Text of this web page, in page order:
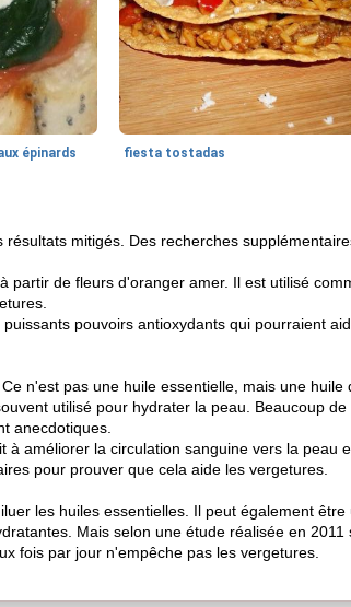
épinards fiesta tostadas
mitigés. Des recherches
partir de fleurs d'oranger amer. Il est utilisé
pouvoirs antioxydants qui pourraient
n'est pas une huile essentielle, mais une
utilisé pour hydrater la peau. Beaucoup
anecdotiques.
améliorer la circulation sanguine vers la peau
pour prouver que cela aide les vergetures.
les huiles essentielles. Il peut également être
Mais selon une étude réalisée en
fois par jour n'empêche pas les vergetures.